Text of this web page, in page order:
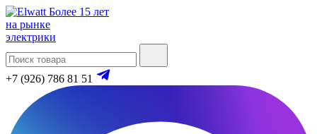
Более 15 лет
на рынке
электрики
+7 (926) 786 81 51